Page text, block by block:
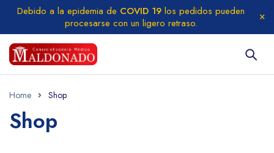
Debido a la epidemia de COVID 19 los pedidos pueden
procesarse con un ligero retraso.
Home Shop
Shop